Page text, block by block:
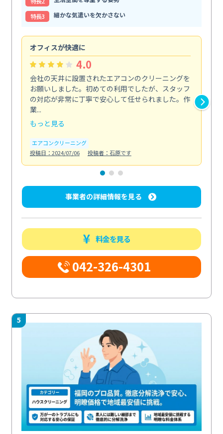
特⻑3
細かな気遣いを欠かさない
オフィスが快適に
4.0
会社の天井に設置されたエアコンのクリーニングを
お願いしました。初めての利用でしたが、スタッフ
の対応が非常に丁寧で安心して任せられました。作
業...
もっと見る
エアコンクリーニング
投稿日：2024/07/06
投稿者：石原です
事業者の詳細情報を見る
料金を見る
042-326-4301
5